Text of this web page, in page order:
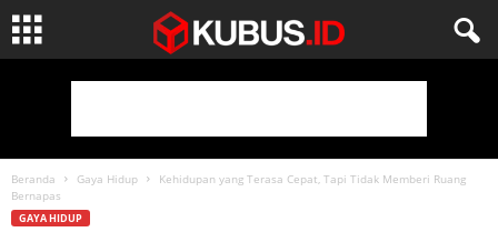
Beranda Gaya Hidup
Kehidupan yang Terasa Cepat, Tapi Tidak Memberi Ruang
Bernapas
GAYA HIDUP